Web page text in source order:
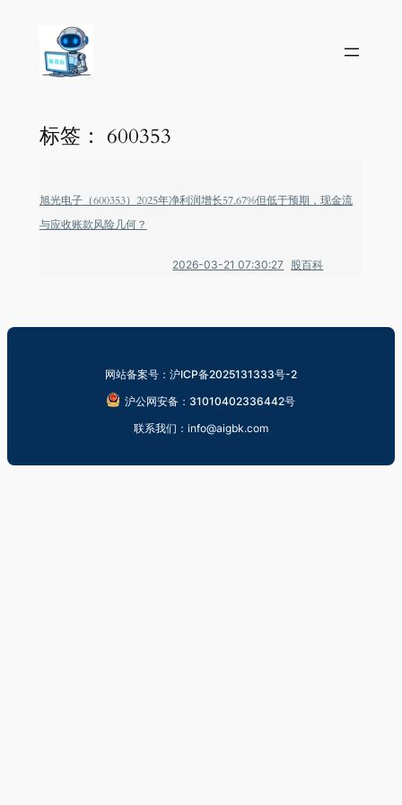
标签： 600353
旭光电子（600353）2025年净利润增长57.67%但低于预期，现金流
与应收账款风险几何？
2026-03-21 07:30:27 股百科
网站备案号：沪ICP备2025131333号-2
沪公网安备：31010402336442号
联系我们：info@aigbk.com